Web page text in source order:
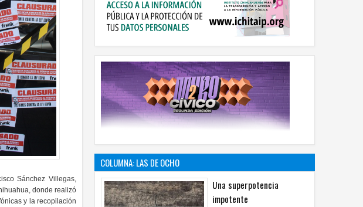
Sánchez Villegas,
donde realizó
y la recopilación
COLUMNA: LAS DE OCHO
Una superpotencia
impotente